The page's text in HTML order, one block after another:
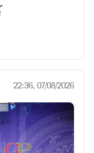
22:36, 07/08/2026